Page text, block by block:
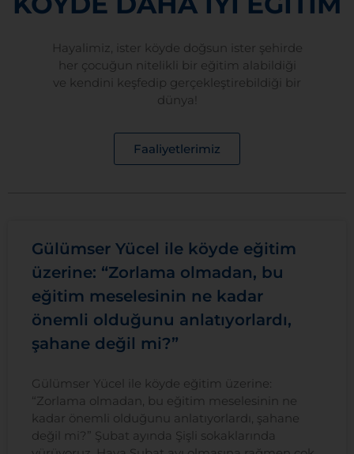
Hayalimiz, ister köyde doğsun ister şehirde
her çocuğun nitelikli bir eğitim alabildiği
ve kendini keşfedip gerçekleştirebildiği bir
dünya!
Faaliyetlerimiz
Gülümser Yücel ile köyde eğitim
üzerine: “Zorlama olmadan, bu
eğitim meselesinin ne kadar
önemli olduğunu anlatıyorlardı,
şahane değil mi?”
Gülümser Yücel ile köyde eğitim üzerine:
“Zorlama olmadan, bu eğitim meselesinin ne
kadar önemli olduğunu anlatıyorlardı, şahane
değil mi?” Şubat ayında Şişli sokaklarında